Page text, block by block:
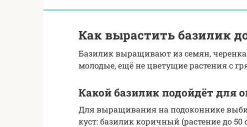
Как вырастить базилик
Базилик выращивают из семян,
молодые, ещё не цветущие растения с
Какой базилик подойдёт для
Для выращивания на подоконнике
куст: базилик коричный (растение до